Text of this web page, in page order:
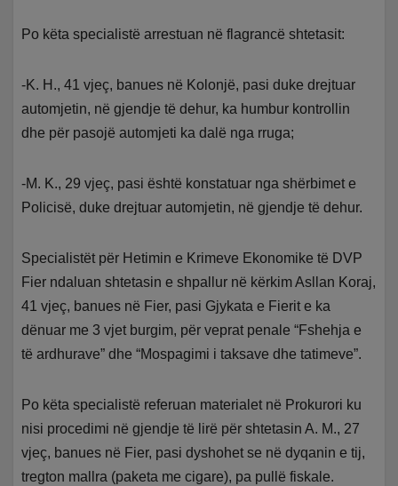
Po këta specialistë arrestuan në flagrancë shtetasit:
-K. H., 41 vjeç, banues në Kolonjë, pasi duke drejtuar
automjetin, në gjendje të dehur, ka humbur kontrollin
dhe për pasojë automjeti ka dalë nga rruga;
-M. K., 29 vjeç, pasi është konstatuar nga shërbimet e
Policisë, duke drejtuar automjetin, në gjendje të dehur.
Specialistët për Hetimin e Krimeve Ekonomike të DVP
Fier ndaluan shtetasin e shpallur në kërkim Asllan Koraj,
41 vjeç, banues në Fier, pasi Gjykata e Fierit e ka
dënuar me 3 vjet burgim, për veprat penale “Fshehja e
të ardhurave” dhe “Mospagimi i taksave dhe tatimeve”.
Po këta specialistë referuan materialet në Prokurori ku
nisi procedimi në gjendje të lirë për shtetasin A. M., 27
vjeç, banues në Fier, pasi dyshohet se në dyqanin e tij,
tregton mallra (paketa me cigare), pa pullë fiskale.